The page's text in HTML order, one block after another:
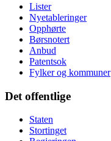
Lister
Nyetableringer
Opphørte
Børsnotert
Anbud
Patentsok
Fylker og kommuner
Det offentlige
Staten
Stortinget